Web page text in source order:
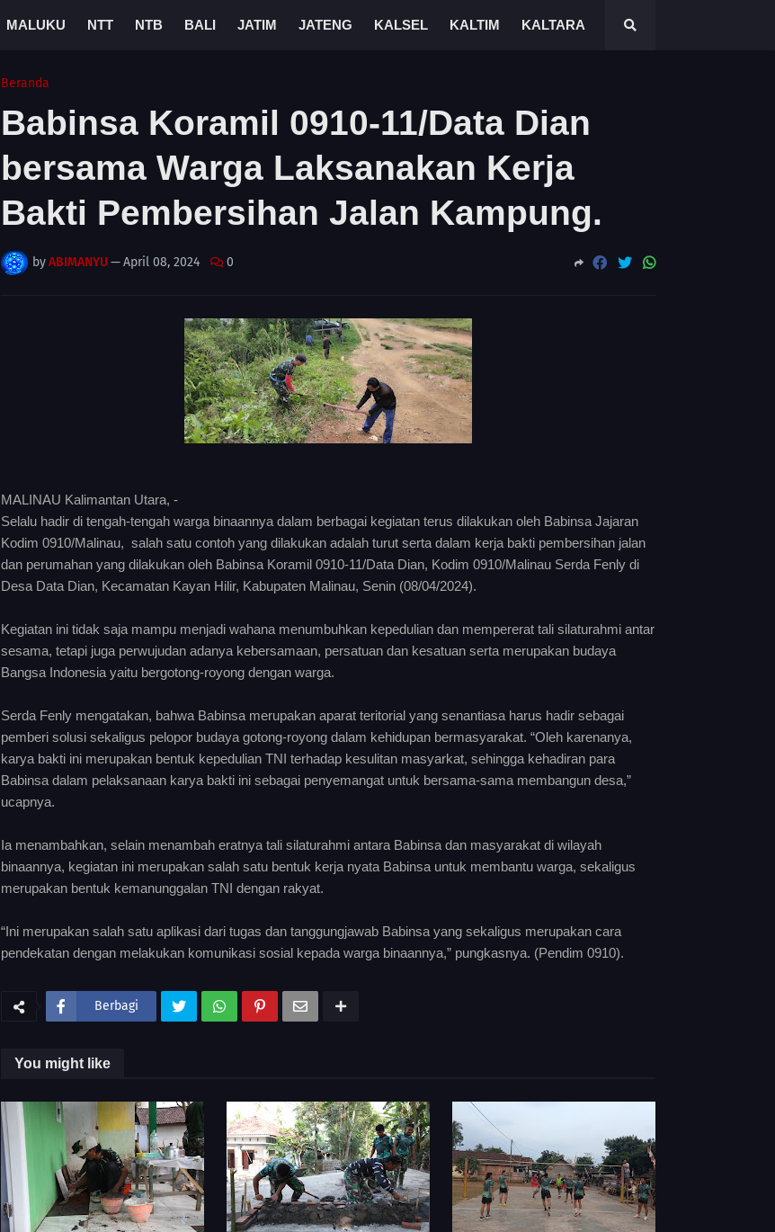
MALUKU NTT NTB BALI JATIM JATENG KALSEL KALTIM KALTARA
Beranda
Babinsa Koramil 0910-11/Data Dian
bersama Warga Laksanakan Kerja
Bakti Pembersihan Jalan Kampung.
byABIMANYU—April 08, 2024 0
MALINAU Kalimantan Utara, -
Selalu hadir di tengah-tengah warga binaannya dalam berbagai kegiatan terus dilakukan oleh Babinsa Jajaran
Kodim 0910/Malinau, salah satu contoh yang dilakukan adalah turut serta dalam kerja bakti pembersihan jalan
dan perumahan yang dilakukan oleh Babinsa Koramil 0910-11/Data Dian, Kodim 0910/Malinau Serda Fenly di
Desa Data Dian, Kecamatan Kayan Hilir, Kabupaten Malinau, Senin (08/04/2024).
Kegiatan ini tidak saja mampu menjadi wahana menumbuhkan kepedulian dan mempererat tali silaturahmi antar
sesama, tetapi juga perwujudan adanya kebersamaan, persatuan dan kesatuan serta merupakan budaya
Bangsa Indonesia yaitu bergotong-royong dengan warga.
Serda Fenly mengatakan, bahwa Babinsa merupakan aparat teritorial yang senantiasa harus hadir sebagai
pemberi solusi sekaligus pelopor budaya gotong-royong dalam kehidupan bermasyarakat. “Oleh karenanya,
karya bakti ini merupakan bentuk kepedulian TNI terhadap kesulitan masyarkat, sehingga kehadiran para
Babinsa dalam pelaksanaan karya bakti ini sebagai penyemangat untuk bersama-sama membangun desa,”
ucapnya.
Ia menambahkan, selain menambah eratnya tali silaturahmi antara Babinsa dan masyarakat di wilayah
binaannya, kegiatan ini merupakan salah satu bentuk kerja nyata Babinsa untuk membantu warga, sekaligus
merupakan bentuk kemanunggalan TNI dengan rakyat.
“Ini merupakan salah satu aplikasi dari tugas dan tanggungjawab Babinsa yang sekaligus merupakan cara
pendekatan dengan melakukan komunikasi sosial kepada warga binaannya,” pungkasnya. (Pendim 0910).
Berbagi
You might like